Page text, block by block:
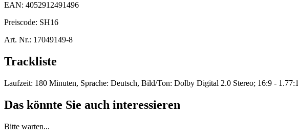
EAN: 4052912491496
Preiscode: SH16
Art. Nr.: 17049149-8
Trackliste
Laufzeit: 180 Minuten, Sprache: Deutsch, Bild/Ton: Dolby Digital 2.0 Stereo; 16:9 - 1.77:1
Das könnte Sie auch interessieren
Bitte warten...